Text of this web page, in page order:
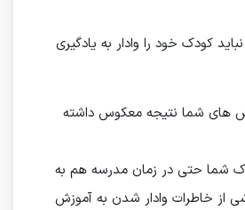
کودک خود را وادار به یادگیری
های شما نتیجه معکوس داشته
شما حتی در زمان مدرسه هم به
از خاطرات وادار شدن به آموزش